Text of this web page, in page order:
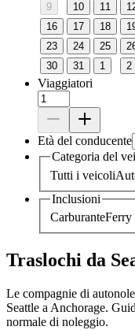
9
10 11
16
17 18
23
24 25
30
31 1 2
Viaggiatori
Età del conducente
Categoria del
Tutti i veicoli
Inclusioni
CarburanteFerry
Traslochi da
Le compagnie di
Seattle a Anchorage.
normale di noleggio.